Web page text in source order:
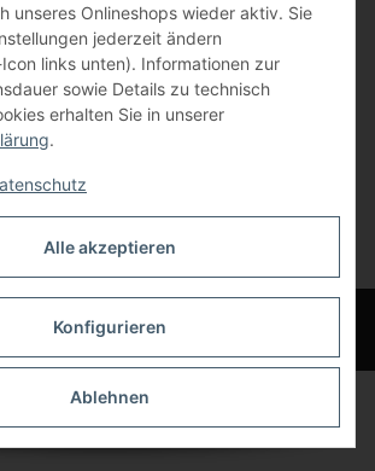
USt., zzgl.Versand
GmbH - Technische Änderungen und Irrtümer
vorbehalten
unseres Onlineshops wieder aktiv. Sie
jederzeit ändern
links unten). Informationen zur
sowie Details zu technisch
erhalten Sie in unserer
.
Alle akzeptieren
Konfigurieren
Ablehnen